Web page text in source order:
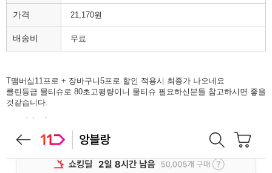
가격 21,170원
배송비 무료
T맴버십11프로 + 장바구니5프로 할인 적용시 최종가 나오네요
클린등급 물티슈로 80초고평량이니 물티슈 필요하신분들 참고하시면 좋을
것같습니다.